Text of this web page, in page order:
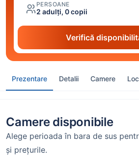
PERSOANE
2 adulți, 0 copii
Verifică
Prezentare Detalii Camere
Camere disponibile
Alege perioada în bara de sus
și prețurile.